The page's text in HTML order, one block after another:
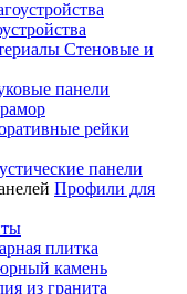
Стеновые и
панели
рейки
панели
Профили для
плитка
камень
из гранита